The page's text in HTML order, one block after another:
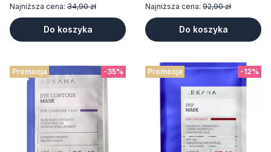
Najniższa cena: 34,90 zł
Do koszyka
Najniższa cena: 92,90 zł
Do koszyka
-35%
Promocja -12%
Promocja